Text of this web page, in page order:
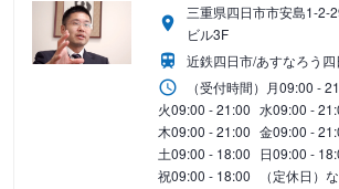
三重県四日市市安島1-2-
ビル3F
近鉄四日市/あすなろう四
（受付時間） 月09:00 -
火09:00 - 21:00 水09:00 -
木09:00 - 21:00 金09:00 -
土09:00 - 18:00 日09:00 -
祝09:00 - 18:00 （定休日）